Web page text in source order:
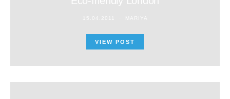
15.04.2011 MARIYA
VIEW POST